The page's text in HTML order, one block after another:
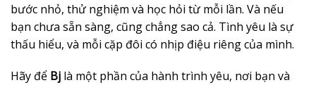
bước nhỏ, thử nghiệm và học hỏi từ mỗi lần. Và nếu
bạn chưa sẵn sàng, cũng chẳng sao cả. Tình yêu là sự
thấu hiểu, và mỗi cặp đôi có nhịp điệu riêng của mình.
Hãy để Bj là một phần của hành trình yêu, nơi bạn và